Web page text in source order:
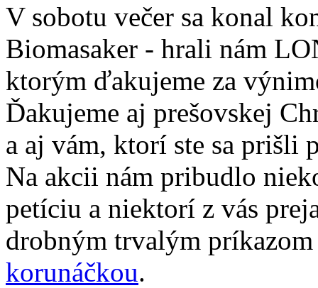
V sobotu večer sa konal
Biomasaker - hrali nám
ktorým ďakujeme za
Ďakujeme aj prešovskej
a aj vám, ktorí ste sa prišli
Na akcii nám pribudlo
petíciu a niektorí z vás
drobným trvalým
korunáčkou.